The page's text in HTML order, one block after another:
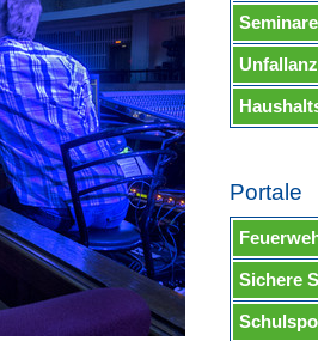
Seminare
Portale
Sichere